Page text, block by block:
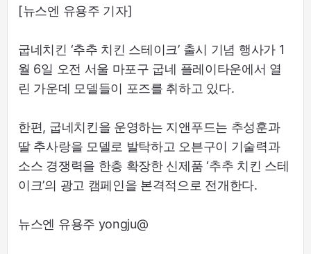
[뉴스엔 유용주 기자]
굽네치킨 ‘추추 치킨 스테이크’ 출시 기념 행사가 1
월 6일 오전 서울 마포구 굽네 플레이타운에서 열
린 가운데 모델들이 포즈를 취하고 있다.
한편, 굽네치킨을 운영하는 지앤푸드는 추성훈과
딸 추사랑을 모델로 발탁하고 오븐구이 기술력과
소스 경쟁력을 한층 확장한 신제품 ‘추추 치킨 스테
이크’의 광고 캠페인을 본격적으로 전개한다.
뉴스엔 유용주 yongju@